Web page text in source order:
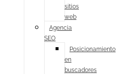
sitios
web
Agencia
SEO
Posicionamiento
en
buscadores